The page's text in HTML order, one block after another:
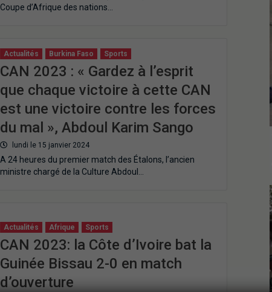
Coupe d’Afrique des nations…
Actualités Burkina Faso Sports
CAN 2023 : « Gardez à l’esprit
que chaque victoire à cette CAN
est une victoire contre les forces
du mal », Abdoul Karim Sango
lundi le 15 janvier 2024
A 24 heures du premier match des Étalons, l’ancien
ministre chargé de la Culture Abdoul…
Actualités Afrique Sports
CAN 2023: la Côte d’Ivoire bat la
Guinée Bissau 2-0 en match
d’ouverture